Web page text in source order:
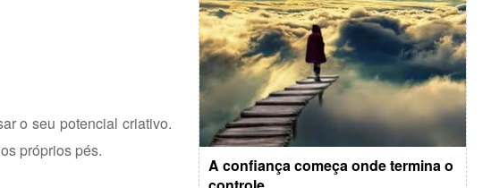
o seu potencial criativo.
próprios pés.
A confiança começa onde termina o